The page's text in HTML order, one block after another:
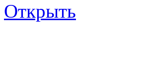
Открыть